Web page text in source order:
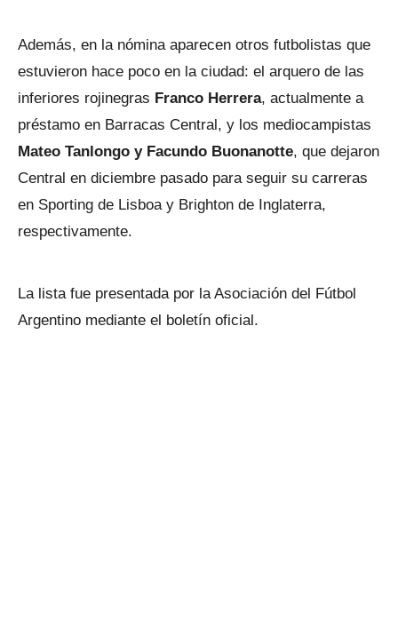
Además, en la nómina aparecen otros futbolistas que
estuvieron hace poco en la ciudad: el arquero de las
inferiores rojinegras Franco Herrera, actualmente a
préstamo en Barracas Central, y los mediocampistas
Mateo Tanlongo y Facundo Buonanotte, que dejaron
Central en diciembre pasado para seguir su carreras
en Sporting de Lisboa y Brighton de Inglaterra,
respectivamente.
La lista fue presentada por la Asociación del Fútbol
Argentino mediante el boletín oficial.